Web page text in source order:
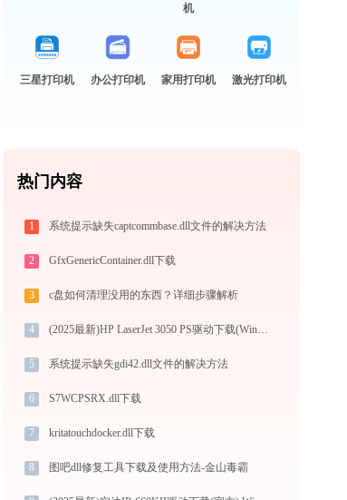
机
三星打印机 办公打印机 家用打印机 激光打印机
热门内容
1 系统提示缺失captcommbase.dll文件的解决方法
2 GfxGenericContainer.dll下载
3 c盘如何清理没用的东西？详细步骤解析
4 (2025最新)HP LaserJet 3050 PS驱动下载(Win10/Win11)服务与支持
5 系统提示缺失gdi42.dll文件的解决方法
6 S7WCPSRX.dll下载
7 kritatouchdocker.dll下载
8 图吧dll修复工具下载及使用方法-金山毒霸